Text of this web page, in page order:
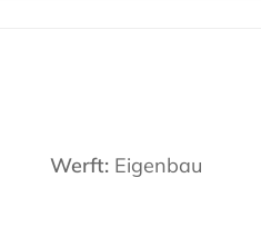
Werft:Eigenbau